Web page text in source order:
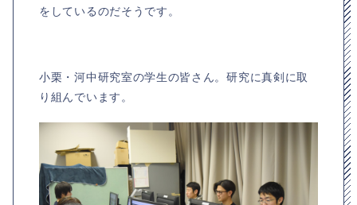
をしているのだそうです。
小栗・河中研究室の学生の皆さん。研究に真剣に取
り組んでいます。